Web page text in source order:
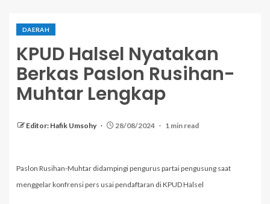
DAERAH
KPUD Halsel Nyatakan
Berkas Paslon Rusihan-
Muhtar Lengkap
Editor: Hafik Umsohy 28/08/2024 1 min read
Paslon Rusihan-Muhtar didampingi pengurus partai pengusung saat
menggelar konfrensi pers usai pendaftaran di KPUD Halsel